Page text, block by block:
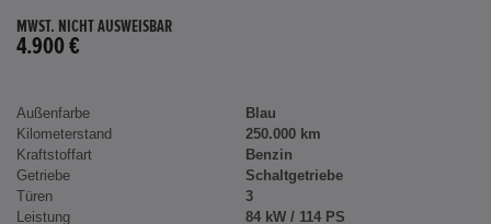
MWST. NICHT AUSWEISBAR
4.900 €
Außenfarbe
Blau
Kilometerstand
250.000 km
Kraftstoffart
Benzin
Getriebe
Schaltgetriebe
Türen
3
Leistung
84 kW / 114 PS